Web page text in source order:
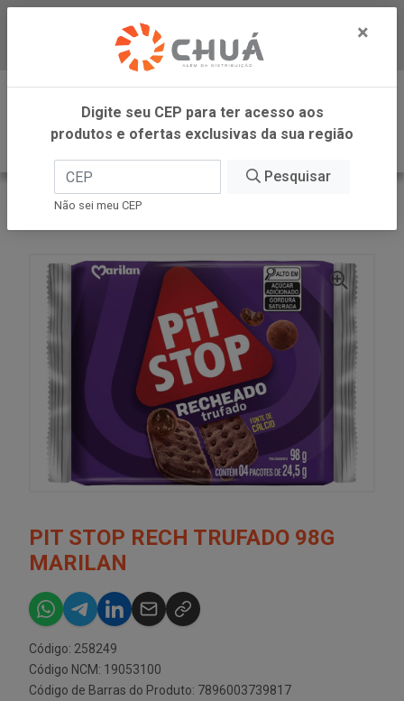
Baixe já nosso APP
0
INÍCIO
MARILAN
PIT STOP RECH TRUFADO 98G
MARILAN
Código: 258249
Código NCM: 19053100
Código de Barras do Produto: 7896003739817
×
Digite seu CEP para ter acesso aos
produtos e ofertas exclusivas da sua região
Pesquisar
Não sei meu CEP